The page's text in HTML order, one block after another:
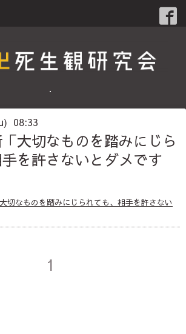
・
08:33
大切なものを踏みにじら
を許さないとダメです
切なものを踏みにじられても、相手を許さない
1